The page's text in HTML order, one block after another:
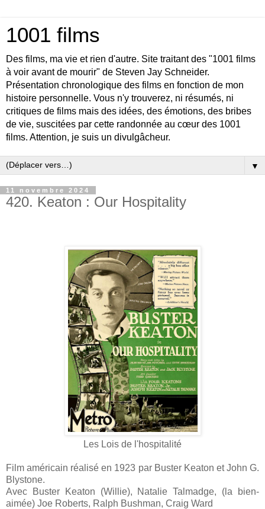
1001 films
Des films, ma vie et rien d'autre. Site traitant des "1001 films
à voir avant de mourir" de Steven Jay Schneider.
Présentation chronologique des films en fonction de mon
histoire personnelle. Vous n'y trouverez, ni résumés, ni
critiques de films mais des idées, des émotions, des bribes
de vie, suscitées par cette randonnée au cœur des 1001
films. Attention, je suis un divulgâcheur.
▼
11 novembre 2024
420. Keaton : Our Hospitality
Les Lois de l'hospitalité
Film américain réalisé en 1923 par Buster Keaton et John G.
Blystone.
Avec Buster Keaton (Willie), Natalie Talmadge, (la bien-
aimée) Joe Roberts, Ralph Bushman, Craig Ward